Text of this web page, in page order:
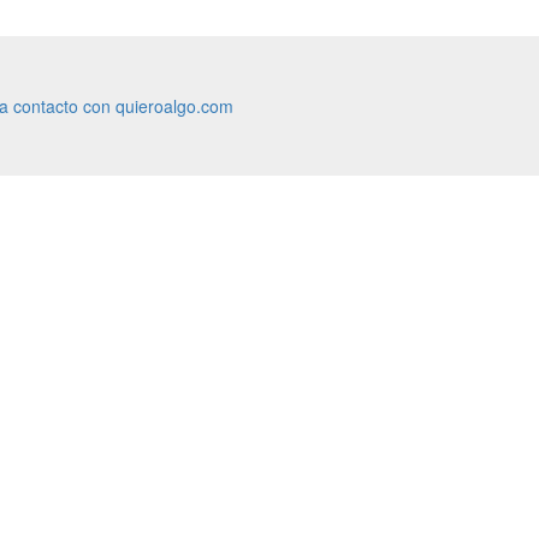
contacto con quieroalgo.com